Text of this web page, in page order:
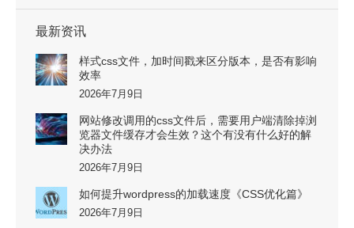
最新资讯
样式css文件，加时间戳来区分版本，是否有影响
效率
2026年7月9日
网站修改调用的css文件后，需要用户端清除掉浏
览器文件缓存才会生效？这个有没有什么好的解
决办法
2026年7月9日
如何提升wordpress的加载速度《CSS优化篇》
2026年7月9日